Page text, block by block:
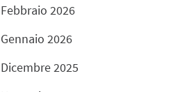
Febbraio 2026
Gennaio 2026
Dicembre 2025